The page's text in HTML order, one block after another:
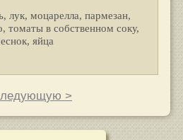
лук, моцарелла, пармезан,
томаты в собственном соку,
яйца
>